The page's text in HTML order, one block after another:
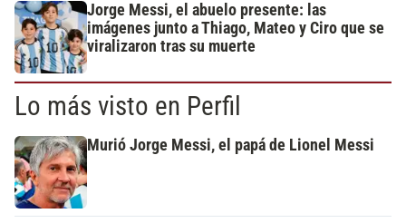
Jorge Messi, el abuelo presente: las
imágenes junto a Thiago, Mateo y Ciro que se
viralizaron tras su muerte
Lo más visto en Perfil
Murió Jorge Messi, el papá de Lionel Messi